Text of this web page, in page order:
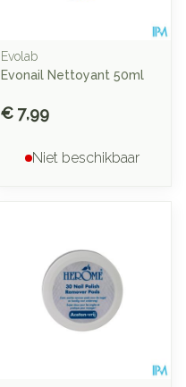
Evolab
Evonail Nettoyant 50ml
€ 7,99
Niet beschikbaar